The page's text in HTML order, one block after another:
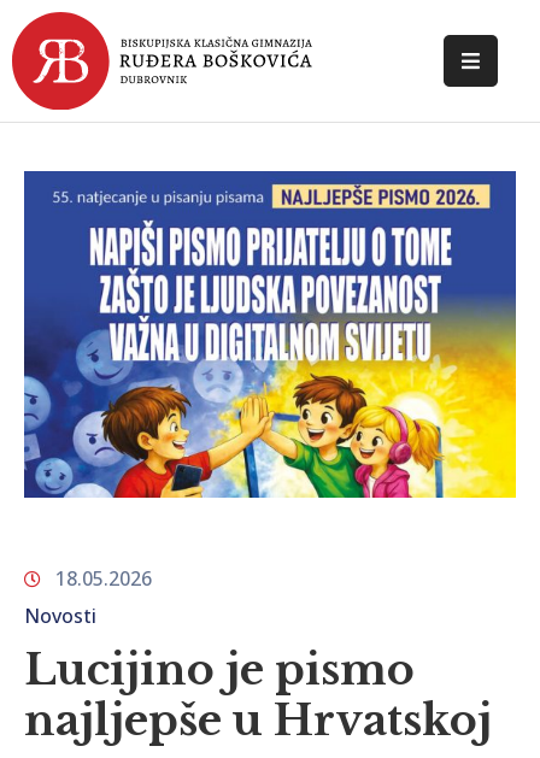
POČETNA
ŠKOLI
DOKUMENTI
KONTAKT
18.05.2026
Novosti
Lucijino je pismo
najljepše u Hrvatskoj